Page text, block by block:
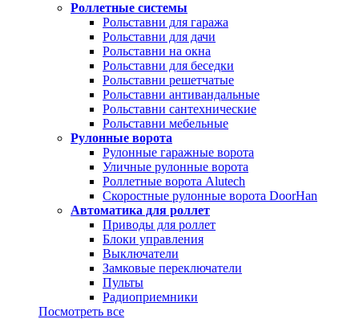
Роллетные системы
Рольставни для гаража
Рольставни для дачи
Рольставни на окна
Рольставни для беседки
Рольставни решетчатые
Рольставни антивандальные
Рольставни сантехнические
Рольставни мебельные
Рулонные ворота
Рулонные гаражные ворота
Уличные рулонные ворота
Роллетные ворота Alutech
Скоростные рулонные ворота DoorHan
Автоматика для роллет
Приводы для роллет
Блоки управления
Выключатели
Замковые переключатели
Пульты
Радиоприемники
Посмотреть все